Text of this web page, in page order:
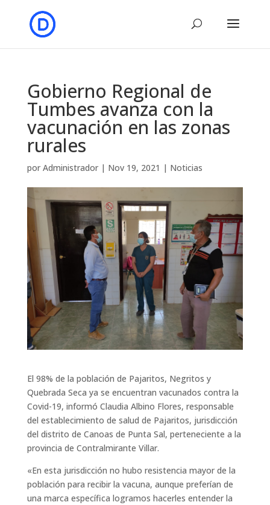
Gobierno Regional de
Tumbes avanza con la
vacunación en las zonas
rurales
por Administrador| Nov 19, 2021 | Noticias
El 98% de la población de Pajaritos, Negritos y
Quebrada Seca ya se encuentran vacunados contra la
Covid-19, informó Claudia Albino Flores, responsable
del establecimiento de salud de Pajaritos, jurisdicción
del distrito de Canoas de Punta Sal, perteneciente a la
provincia de Contralmirante Villar.
«En esta jurisdicción no hubo resistencia mayor de la
población para recibir la vacuna, aunque preferían de
una marca específica logramos hacerles entender la